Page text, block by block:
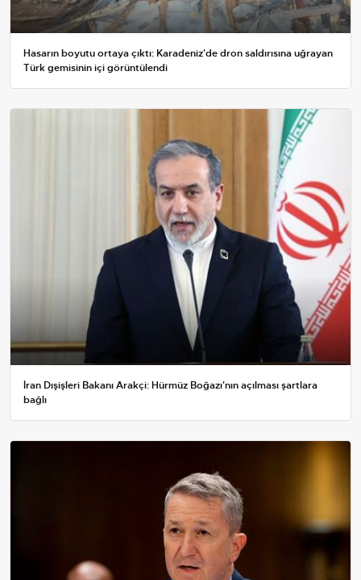
Hasarın boyutu ortaya çıktı: Karadeniz'de dron saldırısına uğrayan
Türk gemisinin içi görüntülendi
İran Dışişleri Bakanı Arakçi: Hürmüz Boğazı'nın açılması şartlara
bağlı